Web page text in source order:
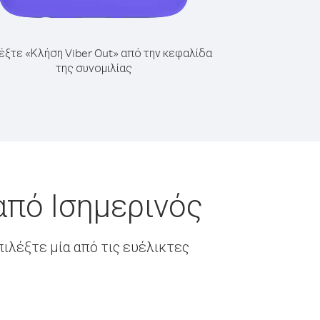
«Κλήση Viber Out» από την κεφαλίδα
της συνομιλίας
Ισημερινός
μία από τις ευέλικτες